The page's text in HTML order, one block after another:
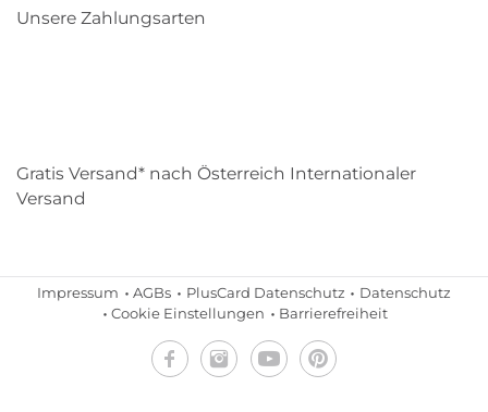
Unsere Zahlungsarten
Gratis Versand* nach Österreich Internationaler
Versand
Impressum AGBs PlusCard Datenschutz
Datenschutz
Cookie Einstellungen
Barrierefreiheit